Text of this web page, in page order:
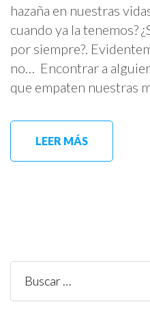
hazaña en nuestras
cuando ya la tenemos?
por siempre?.
no… Encontrar a
que empaten nuestras
LEER MÁS
Buscar: